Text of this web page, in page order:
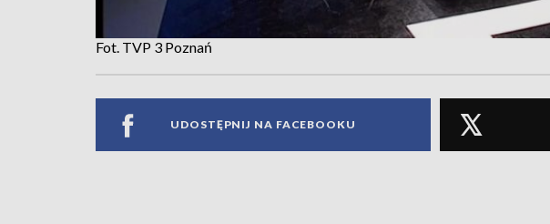
Fot. TVP 3 Poznań
UDOSTĘPNIJ NA FACEBOOKU